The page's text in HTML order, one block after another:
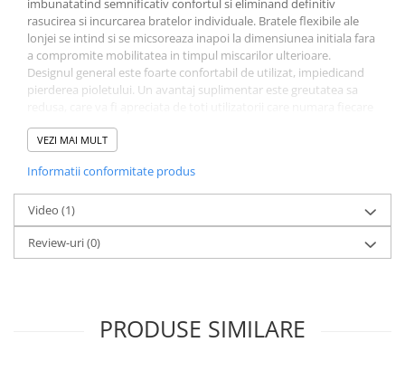
rasucirea si incurcarea bratelor individuale. Bratele flexibile ale
lonjei se intind si se micsoreaza inapoi la dimensiunea initiala fara
a compromite mobilitatea in timpul miscarilor ulterioare.
Designul general este foarte confortabil de utilizat, impiedicand
pierderea pioletului. Un avantaj suplimentar este greutatea sa
Doua posibilitati de atasare la un piolet
Pivotarea Gyro permite fiecarei componente sa se roteasca
independent
Impiedica rasucirea si incurcarea bratelor
Greutate redusa de doar 133 gr.
Lonje flexibile
VEZI MAI MULT
Informatii conformitate produs
Video (1)
Review-uri(0)
PRODUSE SIMILARE